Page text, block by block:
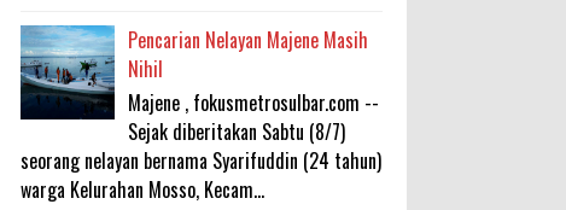
Pencarian Nelayan Majene Masih
Nihil
Majene , fokusmetrosulbar.com --
Sejak diberitakan Sabtu (8/7)
seorang nelayan bernama Syarifuddin (24 tahun)
warga Kelurahan Mosso, Kecam...